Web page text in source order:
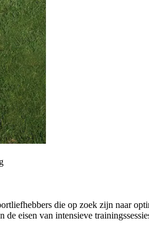
die op zoek zijn naar
eisen van intensieve